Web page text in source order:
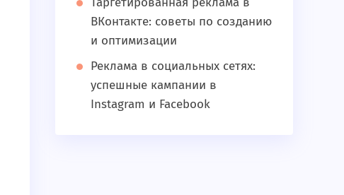
ВКонтакте: советы по созданию
и оптимизации
Реклама в социальных сетях:
успешные кампании в
Instagram и Facebook